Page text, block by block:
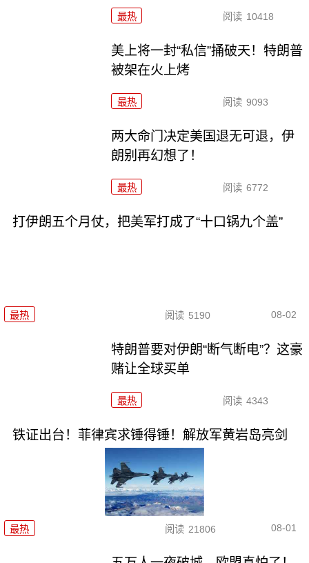
最热 阅读 10418
美上将一封“私信”捅破天！特朗普
被架在火上烤
最热 阅读 9093
两大命门决定美国退无可退，伊
朗别再幻想了！
最热 阅读 6772
打伊朗五个月仗，把美军打成了“十口锅九个盖”
最热 阅读 5190 08-02
特朗普要对伊朗“断气断电”？这豪
赌让全球买单
最热 阅读 4343
铁证出台！菲律宾求锤得锤！解放军黄岩岛亮剑
最热 阅读 21806 08-01